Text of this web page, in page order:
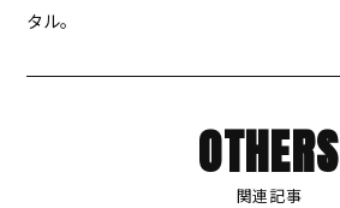
タル。
OTHERS
関連記事